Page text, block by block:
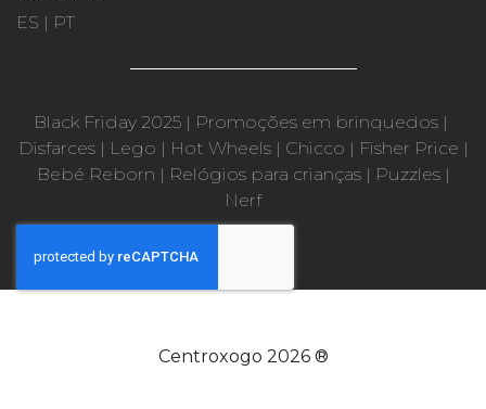
ES | PT
Black Friday 2025 | Promoções em brinquedos |
Disfarces| Lego | Hot Wheels| Chicco | Fisher Price |
Bebé Reborn | Relógios para crianças| Puzzles|
Nerf
Centroxogo 2026 ®